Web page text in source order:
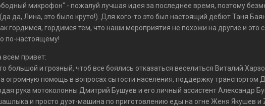
микрофон" - пожалуй лучшая идея за последнее время, поэтому
да, Лина, это было круто!). Для кого-то это был настоящий дебют Таня
гордимся, гордимся тем, что наши мероприятия не похожи на другие и
по-настоящему!
всем привет:
большой и грозный, чтоб все боялись отказаться веселиться Виталий
огромную помощь в вопросах сытости населения, поддержку транспортом
рука мотоколонны Дмитрий Бушуев и его личный ассистент Александр
и просто дуэт-машина по приготовлению еды на огне Женя Якушев и